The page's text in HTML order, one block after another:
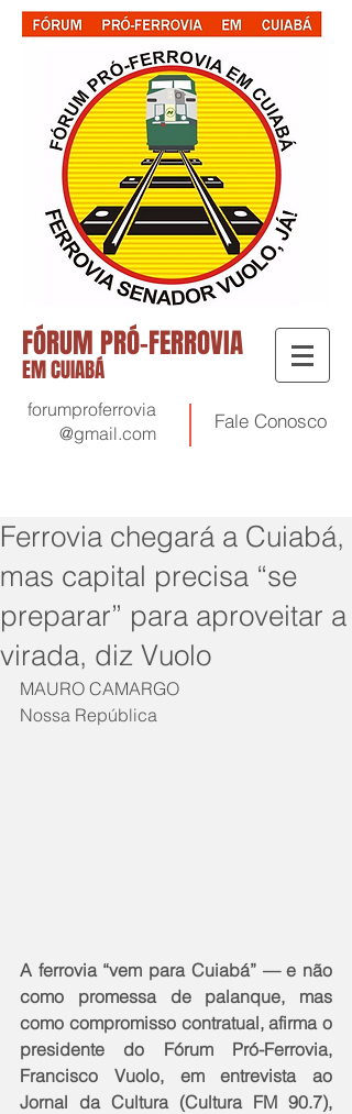
FÓRUM PRÓ-FERROVIA
EM CUIABÁ
forumproferrovia
@gmail.com
Fale Conosco
Ferrovia chegará a Cuiabá,
mas capital precisa “se
preparar” para aproveitar a
virada, diz Vuolo
MAURO CAMARGO
Nossa República
A ferrovia “vem para Cuiabá” — e não
como promessa de palanque, mas
como compromisso contratual, afirma o
presidente do Fórum Pró-Ferrovia,
Francisco Vuolo, em entrevista ao
Jornal da Cultura (Cultura FM 90.7),